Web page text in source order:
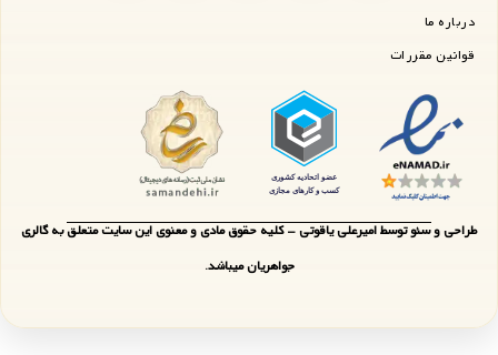
درباره ما
قوانین مقررات
طراحی و سئو توسط امیرعلی یاقوتی - کلیه حقوق مادی و معنوی این سایت متعلق به گالری
جواهریان میباشد.